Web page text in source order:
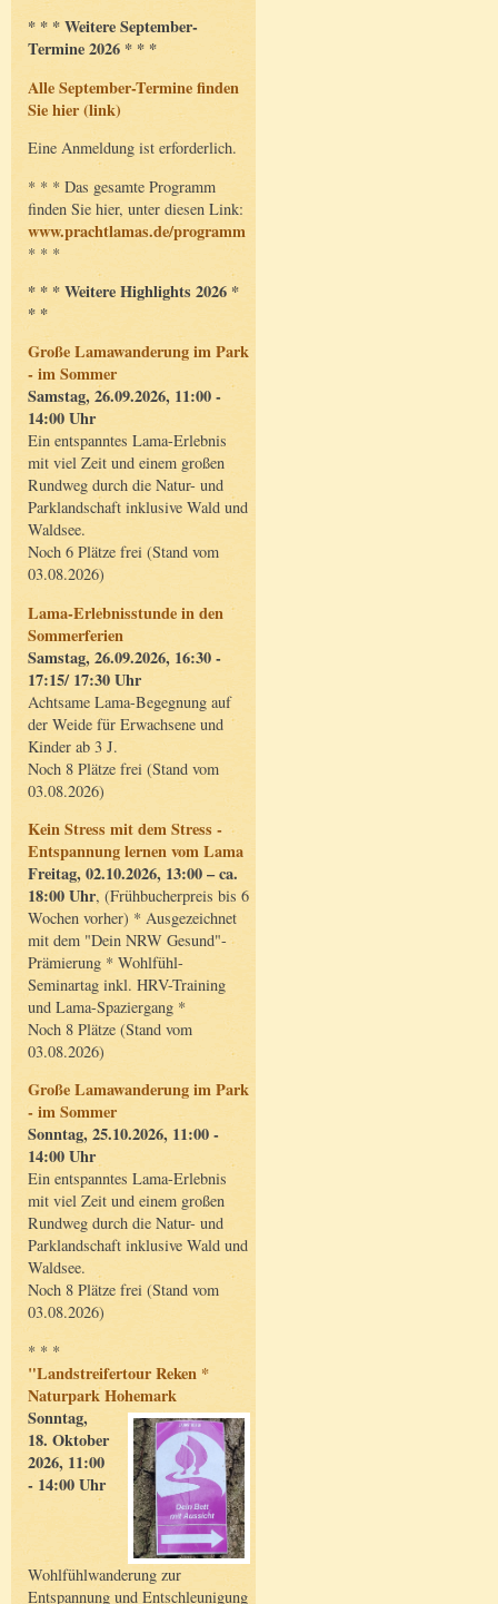
* * * Weitere September-
Termine 2026 * * *
Alle September-Termine finden
Sie hier (link)
Eine Anmeldung ist erforderlich.
* * * Das gesamte Programm
finden Sie hier, unter diesen Link:
www.prachtlamas.de/programm
* * *
* * * Weitere Highlights 2026 *
* *
Große Lamawanderung im Park
- im Sommer
Samstag, 26.09.2026, 11:00 -
14:00 Uhr
Ein entspanntes Lama-Erlebnis
mit viel Zeit und einem großen
Rundweg durch die Natur- und
Parklandschaft inklusive Wald und
Waldsee.
Noch 6 Plätze frei (Stand vom
03.08.2026)
Lama-Erlebnisstunde in den
Sommerferien
Samstag, 26.09.2026, 16:30 -
17:15/ 17:30 Uhr
Achtsame Lama-Begegnung auf
der Weide für Erwachsene und
Kinder ab 3 J.
Noch 8 Plätze frei (Stand vom
03.08.2026)
Kein Stress mit dem Stress -
Entspannung lernen vom Lama
Freitag, 02.10.2026, 13:00 – ca.
18:00 Uhr, (Frühbucherpreis bis 6
Wochen vorher) * Ausgezeichnet
mit dem "Dein NRW Gesund"-
Prämierung * Wohlfühl-
Seminartag inkl. HRV-Training
und Lama-Spaziergang *
Noch 8 Plätze (Stand vom
03.08.2026)
Große Lamawanderung im Park
- im Sommer
Sonntag, 25.10.2026, 11:00 -
14:00 Uhr
Ein entspanntes Lama-Erlebnis
mit viel Zeit und einem großen
Rundweg durch die Natur- und
Parklandschaft inklusive Wald und
Waldsee.
Noch 8 Plätze frei (Stand vom
03.08.2026)
* * *
"Landstreifertour Reken *
Naturpark Hohemark
Sonntag,
18. Oktober
2026, 11:00
- 14:00 Uhr
Wohlfühlwanderung zur
Entspannung und Entschleunigung